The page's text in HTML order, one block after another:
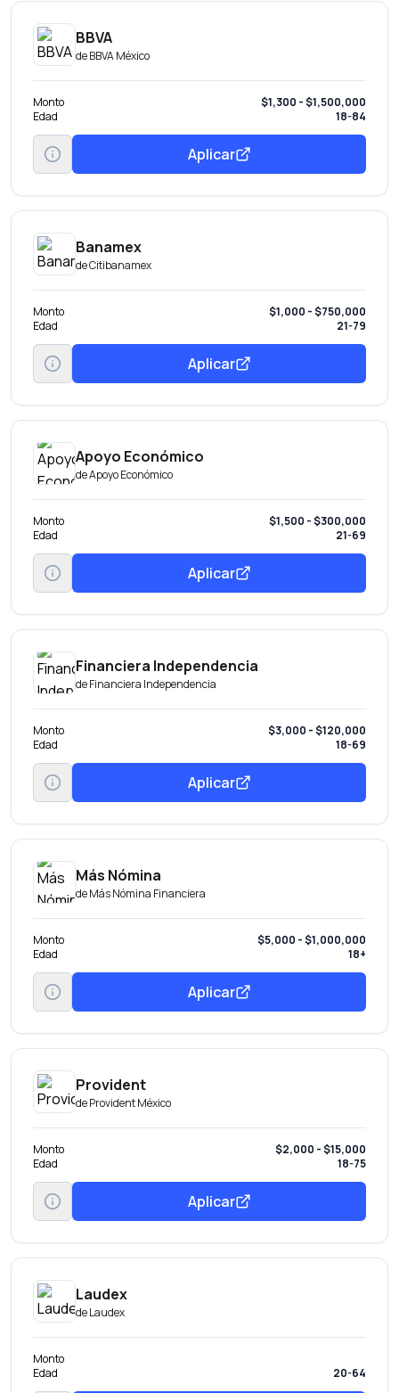
BBVA
deBBVA México
Monto
$1,300 - $1,500,000
Edad
18-84
Aplicar
Banamex
deCitibanamex
Monto
$1,000 - $750,000
Edad
21-79
Aplicar
Apoyo Económico
deApoyo Económico
Monto
$1,500 - $300,000
Edad
21-69
Aplicar
Financiera Independencia
deFinanciera Independencia
Monto
$3,000 - $120,000
Edad
18-69
Aplicar
Más Nómina
deMás Nómina Financiera
Monto
$5,000 - $1,000,000
Edad
18+
Aplicar
Provident
deProvident México
Monto
$2,000 - $15,000
Edad
18-75
Aplicar
Laudex
deLaudex
Monto
Edad
20-64